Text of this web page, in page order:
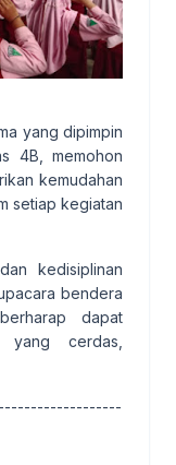
yang dipimpin
4B, memohon
kemudahan
setiap kegiatan
kedisiplinan
bendera
dapat
yang cerdas,